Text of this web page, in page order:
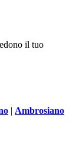
il tuo
| Ambrosiano